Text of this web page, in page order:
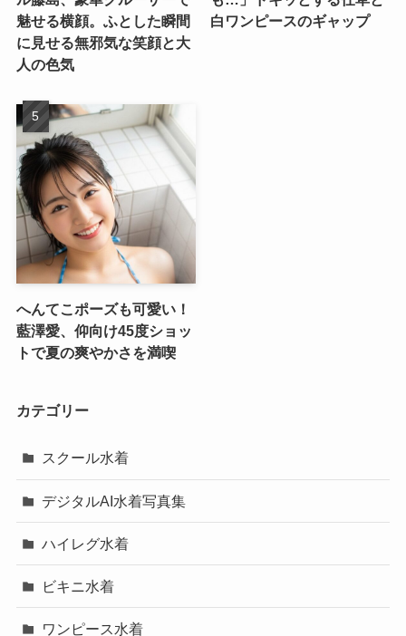
魅せる横顔。ふとした瞬間
に見せる無邪気な笑顔と大
人の色気
白ワンピースのギャップ
へんてこポーズも可愛い！
藍澤愛、仰向け45度ショッ
トで夏の爽やかさを満喫
カテゴリー
スクール水着
デジタルAI水着写真集
ハイレグ水着
ビキニ水着
ワンピース水着